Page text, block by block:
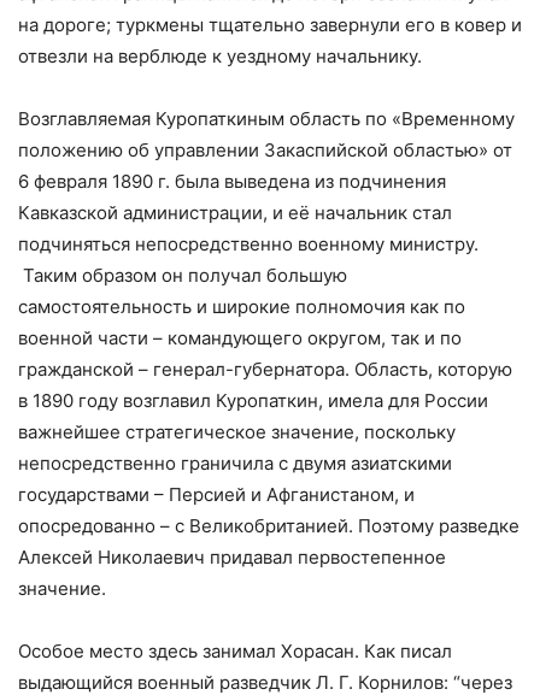
на дороге; туркмены тщательно завернули его в ковер и
отвезли на верблюде к уездному начальнику.
Возглавляемая Куропаткиным область по «Временному
положению об управлении Закаспийской областью» от
6 февраля 1890 г. была выведена из подчинения
Кавказской администрации, и её начальник стал
подчиняться непосредственно военному министру.
Таким образом он получал большую
самостоятельность и широкие полномочия как по
военной части – командующего округом, так и по
гражданской – генерал-губернатора. Область, которую
в 1890 году возглавил Куропаткин, имела для России
важнейшее стратегическое значение, поскольку
непосредственно граничила с двумя азиатскими
государствами – Персией и Афганистаном, и
опосредованно – с Великобританией. Поэтому разведке
Алексей Николаевич придавал первостепенное
значение.
Особое место здесь занимал Хорасан. Как писал
выдающийся военный разведчик Л. Г. Корнилов: “через